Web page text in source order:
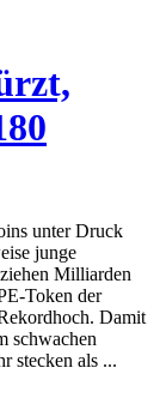
unter Druck
junge
Milliarden
Token der
Damit
schwachen
stecken als ...